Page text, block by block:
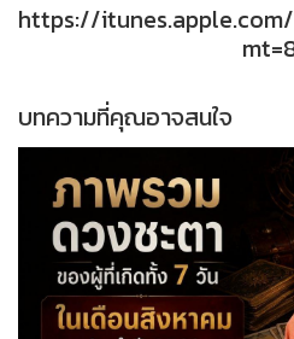
https://itunes.apple.com/
บทความที่คุณอาจสนใจ